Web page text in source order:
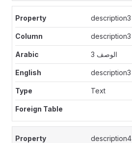
description3
description3
الوصف 3
description3
Text
description4